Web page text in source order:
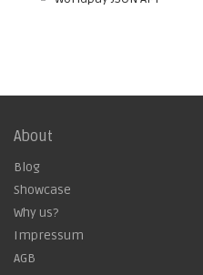
About
Blog
Showcase
Why us?
Impressum
AGB